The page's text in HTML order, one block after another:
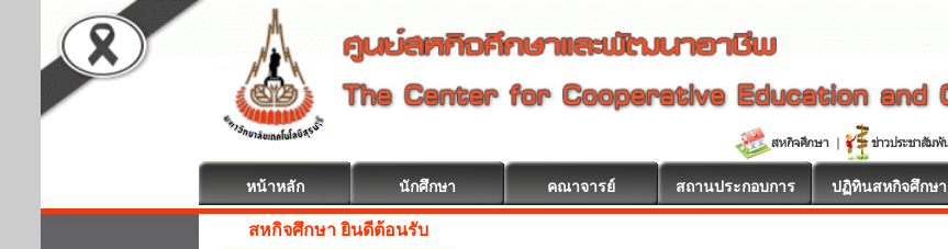
หน้าหลัก นักศึกษา คณาจารย์ สถานประกอบการ ปฏิทินสหกิจศึกษา
สหกิจศึกษา ยินดีต้อนรับ